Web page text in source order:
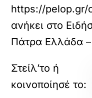
https://
ανήκει στο
Πάτρα Ελλάδα